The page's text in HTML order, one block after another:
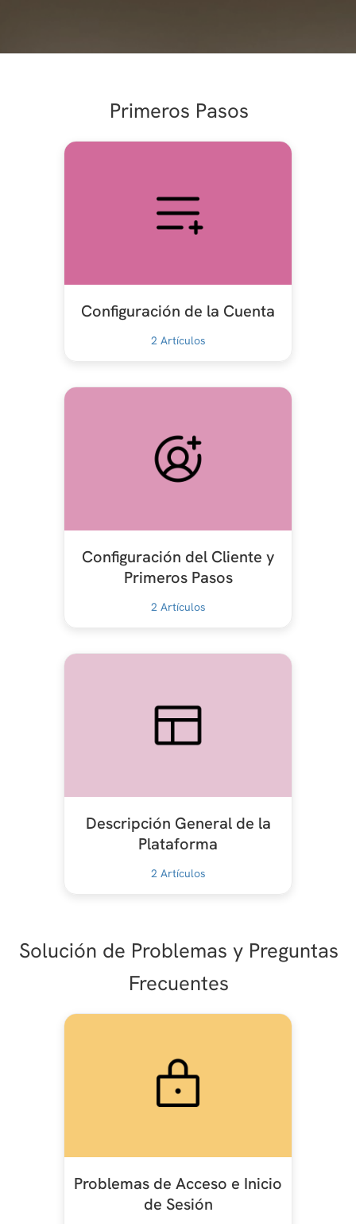
Primeros Pasos
Configuración de la Cuenta
2Artículos
Configuración del Cliente y
Primeros Pasos
2Artículos
Descripción General de la
Plataforma
2Artículos
Solución de Problemas y Preguntas
Frecuentes
Problemas de Acceso e Inicio
de Sesión